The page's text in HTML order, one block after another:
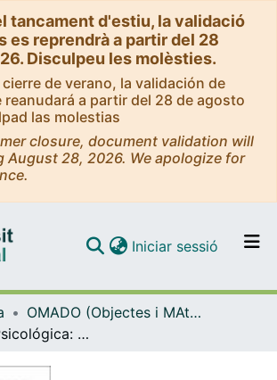
tancament d'estiu, la validació
es reprendrà a partir del 28
Disculpeu les molèsties.
de verano, la validación de
a partir del 28 de agosto
las molestias
closure, document validation will
August 28, 2026. We apologize for
Navega per tot el DD
Iniciar sessió (current)
OMADO (Objectes i MAterials DOcents)
Evaluación Psicológica: contexto histórico